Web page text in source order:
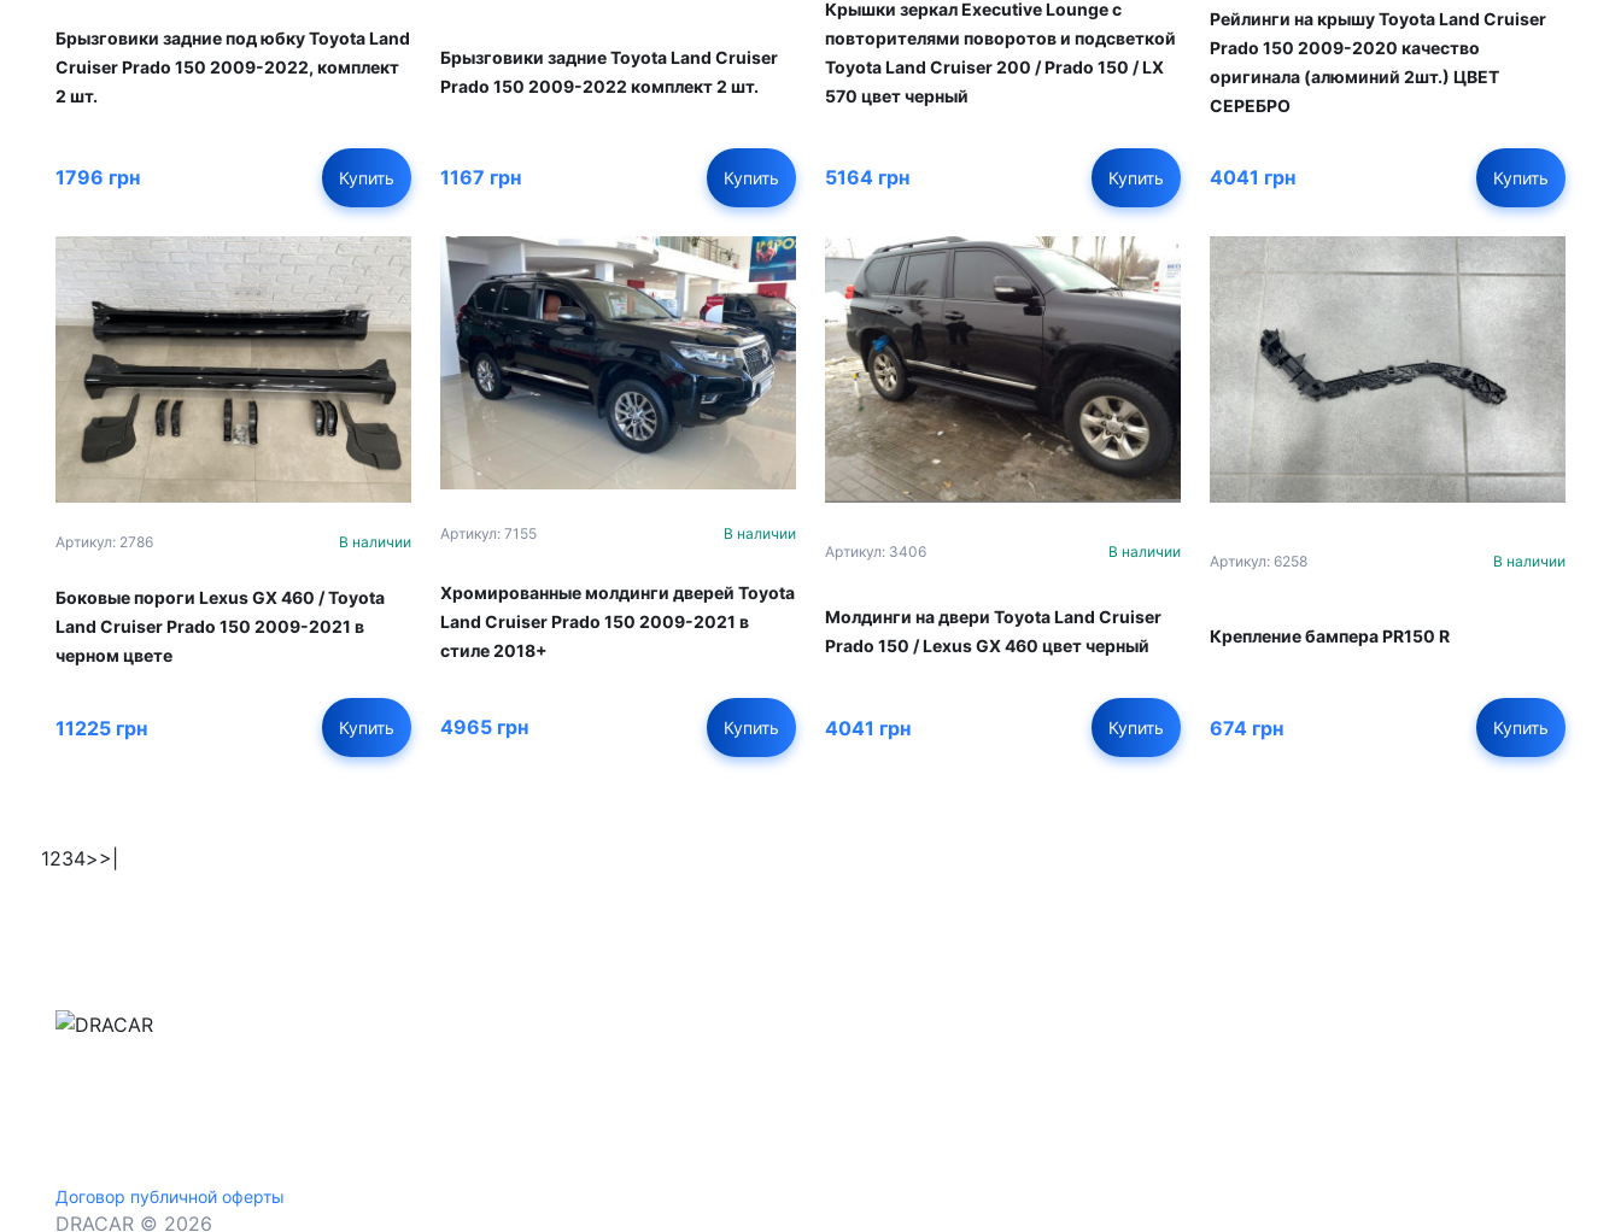
Брызговики задние под юбку Toyota Land
Cruiser Prado 150 2009-2022, комплект
2 шт.
1796 грн Купить
Брызговики задние Toyota Land Cruiser
Prado 150 2009-2022 комплект 2 шт.
1167 грн Купить
Крышки зеркал Executive Lounge с
повторителями поворотов и подсветкой
Toyota Land Cruiser 200 / Prado 150 / LX
570 цвет черный
5164 грн Купить
Рейлинги на крышу Toyota Land Cruiser
Prado 150 2009-2020 качество
оригинала (алюминий 2шт.) ЦВЕТ
СЕРЕБРО
4041 грн Купить
Артикул: 2786 В наличии
Боковые пороги Lexus GX 460 / Toyota
Land Cruiser Prado 150 2009-2021 в
черном цвете
11225 грн Купить
Артикул: 7155 В наличии
Хромированные молдинги дверей Toyota
Land Cruiser Prado 150 2009-2021 в
стиле 2018+
4965 грн Купить
Артикул: 3406 В наличии
Молдинги на двери Toyota Land Cruiser
Prado 150 / Lexus GX 460 цвет черный
4041 грн Купить
Артикул: 6258 В наличии
Крепление бампера PR150 R
674 грн Купить
1234>>|
Договор публичной оферты
DRACAR © 2026